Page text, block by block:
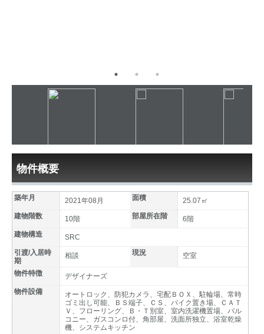
物件概要
築年月 2021年08月 面積
25.07㎡
建物階数
10階 部屋所在階
6階
建物構造
SRC
引渡/入居時
期
相談 現況 空室
物件特徴
デザイナーズ
物件設備
オートロック、防犯カメラ、宅配ＢＯＸ、駐輪場、常時
ゴミ出し可能、ＢＳ端子、ＣＳ、バイク置き場、ＣＡＴ
Ｖ、フローリング、Ｂ・Ｔ別室、室内洗濯機置場、バル
コニー、ガスコンロ付、角部屋、洗面所独立、浴室乾燥
機、システムキッチン